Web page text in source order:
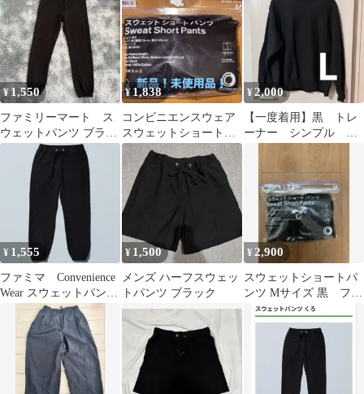
¥1,550
ファミリーマート ス
ウェットパンツ ブラッ
ク Mサイズ
¥ 1,838
コンビニエンスウェア
スウェットショートパ
ンツ 黒 M
¥2,000
【一度着用】黒 トレ
ーナー シンプル フ
¥ 1,555
ファミマ Convenience
Wear スウェットパンツ
ブラック L
¥1,500
メンズ ハーフスウェッ
トパンツ ブラック
¥ 2,900
スウェットショートパ
ンツ Mサイズ 黒 ファ
ミリーマート